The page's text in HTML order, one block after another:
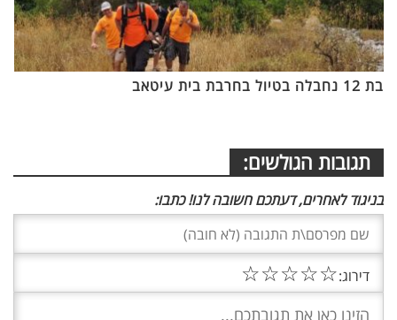
בת 12 נחבלה בטיול בחרבת בית עיטאב
תגובות הגולשים:
בניגוד לאחרים, דעתכם חשובה לנו! כתבו:
דירוג:☆
☆
☆
☆
☆